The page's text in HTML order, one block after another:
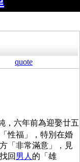
quote
，六年前為迎娶廿五
性福」，特別在婚
「非常滿意」，見
回 男人的「雄